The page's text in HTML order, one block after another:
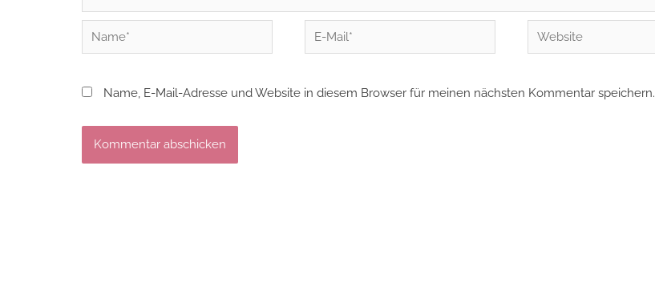
Name*
E-
Mail*
Website
Name, E-Mail-Adresse und Website in diesem Browser für meinen nächsten Kommentar speichern.